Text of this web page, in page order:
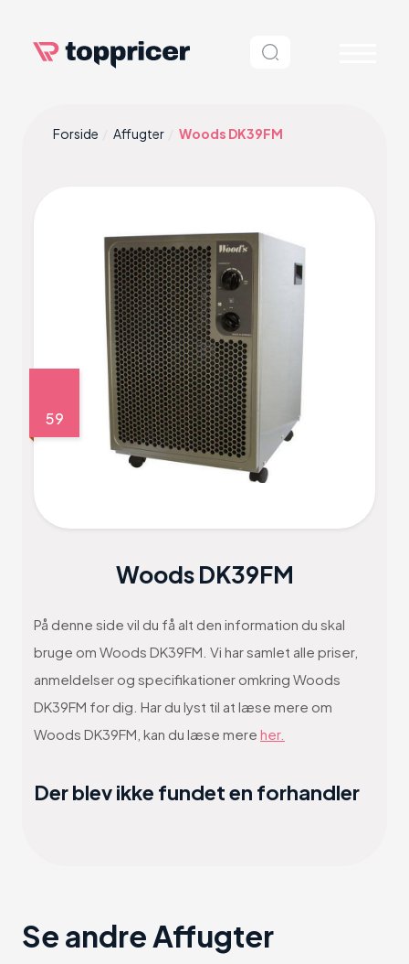
Forside Affugter Woods DK39FM
59
Woods DK39FM
På denne side vil du få alt den information du skal
bruge om Woods DK39FM. Vi har samlet alle priser,
anmeldelser og specifikationer omkring Woods
DK39FM for dig. Har du lyst til at læse mere om
Woods DK39FM, kan du læse mere her.
Der blev ikke fundet en forhandler
Se andre Affugter